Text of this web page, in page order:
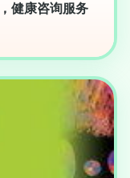
健康咨询服务